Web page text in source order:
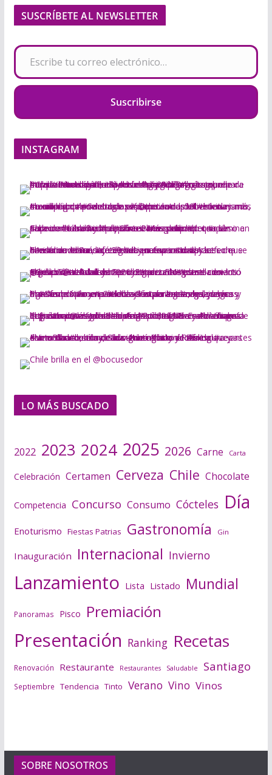
SUSCRÍBETE AL NEWSLETTER
Escribe tu correo electrónico…
Suscribirse
INSTAGRAM
LO MÁS BUSCADO
2022 2023 2024 2025 2026 Carne Carta
Celebración Certamen Cerveza Chile Chocolate
Competencia Concurso Consumo Cócteles Día
Enoturismo Fiestas Patrias Gastronomía Gin
Inauguración Internacional Invierno
Lanzamiento Lista Listado Mundial
Panoramas Pisco Premiación
Presentación Ranking Recetas
Renovación Restaurante Restaurantes Saludable Santiago
Septiembre Tendencia Tinto Verano Vino Vinos
SOBRE NOSOTROS